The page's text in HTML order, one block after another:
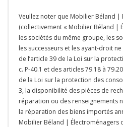
Veullez noter que Mobilier Béland |
(collectivement « Mobilier Béland |
les sociétés du même groupe, les
les successeurs et les ayant-droit
de l’article 39 de la Loi sur la
c. P-40.1 et des articles 79.18 à
de la Loi sur la protection des
3, la disponibilité des pièces de
réparation ou des renseignements
la réparation des biens importés
Mobilier Béland | Électroménagers